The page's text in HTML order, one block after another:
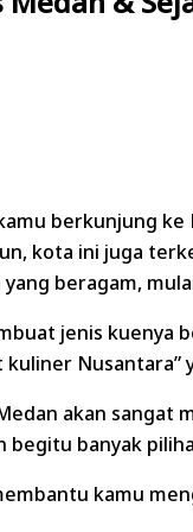
berkunjung ke
kota ini juga
beragam,
jenis kuenya
akan
banyak
kamu